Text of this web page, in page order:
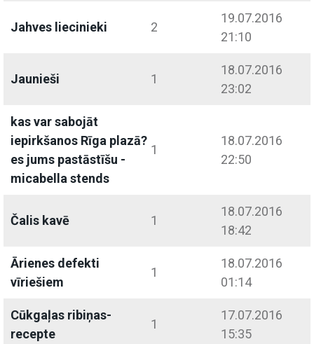
Jahves liecinieki 2
19.07.2016
21:10
Jaunieši 1
18.07.2016
23:02
kas var sabojāt
iepirkšanos Rīga plazā?
es jums pastāstīšu -
micabella stends
1
18.07.2016
22:50
Čalis kavē 1
18.07.2016
18:42
Ārienes defekti
vīriešiem
1
18.07.2016
01:14
Cūkgaļas ribiņas-
recepte
1
17.07.2016
15:35